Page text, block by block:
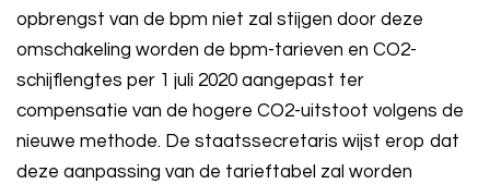
opbrengst van de bpm niet zal stijgen door deze
omschakeling worden de bpm-tarieven en CO2-
schijflengtes per 1 juli 2020 aangepast ter
compensatie van de hogere CO2-uitstoot volgens de
nieuwe methode. De staatssecretaris wijst erop dat
deze aanpassing van de tarieftabel zal worden